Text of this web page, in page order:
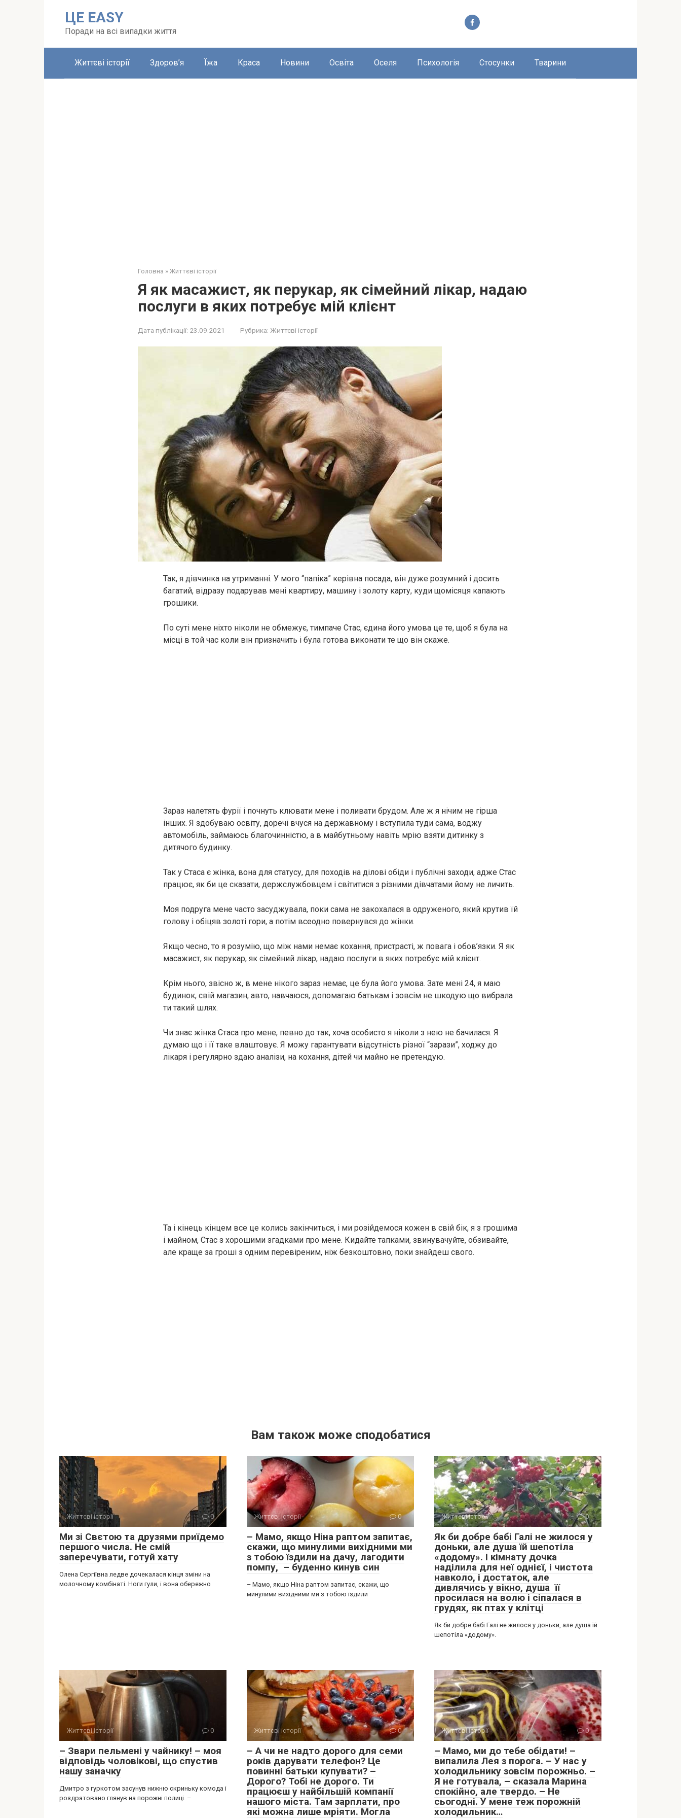
ЦЕ EASY
Поради на всі випадки життя
Життєві історії Здоров’я Їжа Краса Новини Освіта Оселя Психологія Стосунки Тварини
Головна » Життєві історії
Я як масажист, як перукар, як сімейний лікар, надаю
послуги в яких потребує мій клієнт
Дата публікації: 23.09.2021 Рубрика: Життєві історії
Так, я дівчинка на утриманні. У мого “папіка” керівна посада, він дуже розумний і досить
багатий, відразу подарував мені квартиру, машину і золоту карту, куди щомісяця капають
грошики.
По суті мене ніхто ніколи не обмежує, тимпаче Стас, єдина його умова це те, щоб я була на
місці в той час коли він призначить і була готова виконати те що він скаже.
Зараз налетять фурії і почнуть клювати мене і поливати брудом. Але ж я нічим не гірша
інших. Я здобуваю освіту, доречі вчуся на державному і вступила туди сама, воджу
автомобіль, займаюсь благочинністю, а в майбутньому навіть мрію взяти дитинку з
дитячого будинку.
Так у Стаса є жінка, вона для статусу, для походів на ділові обіди і публічні заходи, адже Стас
працює, як би це сказати, держслужбовцем і світитися з різними дівчатами йому не личить.
Моя подруга мене часто засуджувала, поки сама не закохалася в одруженого, який крутив їй
голову і обіцяв золоті гори, а потім всеодно повернувся до жінки.
Якщо чесно, то я розумію, що між нами немає кохання, пристрасті, ж повага і обов’язки. Я як
масажист, як перукар, як сімейний лікар, надаю послуги в яких потребує мій клієнт.
Крім нього, звісно ж, в мене нікого зараз немає, це була його умова. Зате мені 24, я маю
будинок, свій магазин, авто, навчаюся, допомагаю батькам і зовсім не шкодую що вибрала
ти такий шлях.
Чи знає жінка Стаса про мене, певно до так, хоча особисто я ніколи з нею не бачилася. Я
думаю що і її таке влаштовує. Я можу гарантувати відсутність різної “зарази”, ходжу до
лікаря і регулярно здаю аналізи, на кохання, дітей чи майно не претендую.
Та і кінець кінцем все це колись закінчиться, і ми розійдемося кожен в свій бік, я з грошима
і майном, Стас з хорошими згадками про мене. Кидайте тапками, звинувачуйте, обзивайте,
але краще за гроші з одним перевіреним, ніж безкоштовно, поки знайдеш свого.
Вам також може сподобатися
Життєві історії 0
Ми зі Свєтою та друзями приїдемо
першого числа. Не смій
заперечувати, готуй хату
Олена Сергіївна ледве дочекалася кінця зміни на
молочному комбінаті. Ноги гули, і вона обережно
Життєві історії 0
– Мамо, якщо Ніна раптом запитає,
скажи, що минулими вихідними ми
з тобою їздили на дачу, лагодити
помпу, – буденно кинув син
– Мамо, якщо Ніна раптом запитає, скажи, що
минулими вихідними ми з тобою їздили
Життєві історії 0
Як би добре бабі Галі не жилося у
доньки, але душа їй шепотіла
«додому». І кімнату дочка
наділила для неї однієї, і чистота
навколо, і достаток, але
дивлячись у вікно, душа її
просилася на волю і сіпалася в
грудях, як птах у клітці
Як би добре бабі Галі не жилося у доньки, але душа їй
шепотіла «додому».
Життєві історії 0
– Звари пельмені у чайнику! – моя
відповідь чоловікові, що спустив
нашу заначку
Дмитро з гуркотом засунув нижню скриньку комода і
роздратовано глянув на порожні полиці. –
Життєві історії 0
– А чи не надто дорого для семи
років дарувати телефон? Це
повинні батьки купувати? –
Дорого? Тобі не дорого. Ти
працюєш у найбільшій компанії
нашого міста. Там зарплати, про
які можна лише мріяти. Могла
Життєві історії 0
– Мамо, ми до тебе обідати! –
випалила Лея з порога. – У нас у
холодильнику зовсім порожньо. –
Я не готувала, – сказала Марина
спокійно, але твердо. – Не
сьогодні. У мене теж порожній
холодильник…